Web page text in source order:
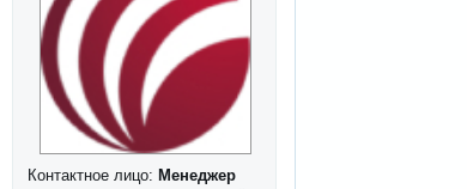
Контактное лицо: Менеджер